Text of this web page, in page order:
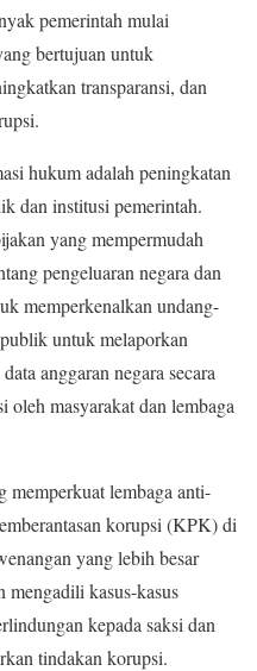
pemerintah mulai
bertujuan untuk
transparansi, dan
hukum adalah peningkatan
dan institusi pemerintah.
yang mempermudah
pengeluaran negara dan
memperkenalkan undang-
untuk melaporkan
anggaran negara secara
oleh masyarakat dan lembaga
memperkuat lembaga anti-
korupsi (KPK) di
yang lebih besar
kasus-kasus
kepada saksi dan
tindakan korupsi.